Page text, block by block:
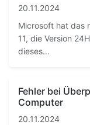
20.11.2024
Microsoft hat das
11, die Version
dieses...
Fehler bei
Computer
20.11.2024